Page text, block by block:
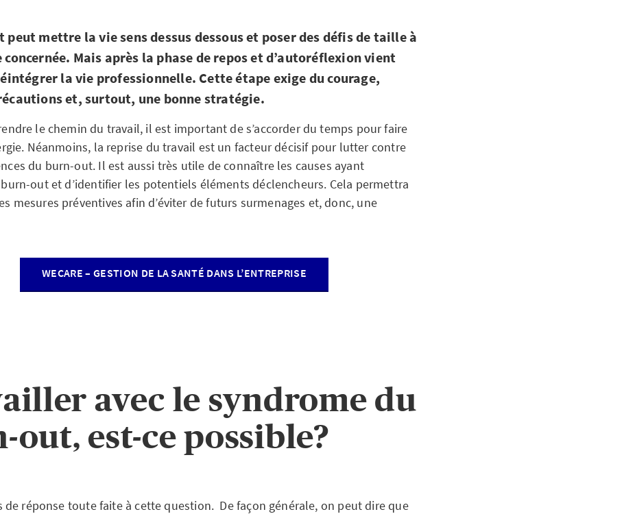
peut mettre la vie sens dessus dessous et poser des défis de taille à
concernée. Mais après la phase de repos et d’autoréflexion vient
la vie professionnelle. Cette étape exige du courage,
et, surtout, une bonne stratégie.
le chemin du travail, il est important de s’accorder du temps pour faire
Néanmoins, la reprise du travail est un facteur décisif pour lutter contre
du burn-out. Il est aussi très utile de connaître les causes ayant
out et d’identifier les potentiels éléments déclencheurs. Cela permettra
mesures préventives afin d’éviter de futurs surmenages et, donc, une
WECARE – GESTION DE LA SANTÉ DANS L’ENTREPRISE
avec le syndrome du
out, est-ce possible?
de réponse toute faite à cette question. De façon générale, on peut dire que